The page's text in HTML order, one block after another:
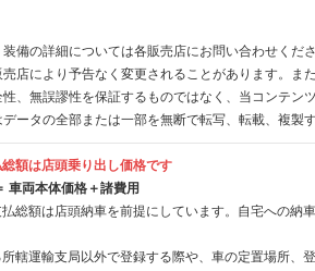
備の詳細については各販売店にお問い合わせくださ
店により予告なく変更されることがあります。ま
、無誤謬性を保証するものではなく、当コンテン
ータの全部または一部を無断で転写、転載、複製
額は店頭乗り出し価格です
車両本体価格＋諸費用
総額は店頭納車を前提にしています。自宅への納
轄運輸支局以外で登録する際や、車の定置場所、